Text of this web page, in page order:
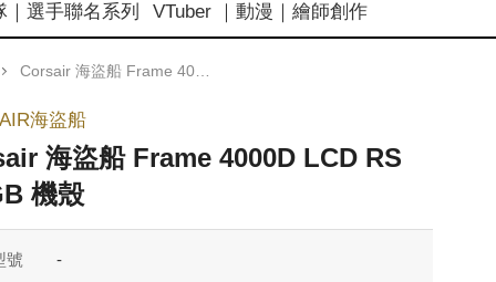
｜選手聯名系列 VTuber ｜動漫｜繪師創作
Corsair 海盜船 Frame 4000D LCD RS ARGB 機殼
海盜船
海盜船 Frame 4000D LCD RS
機殼
號
-